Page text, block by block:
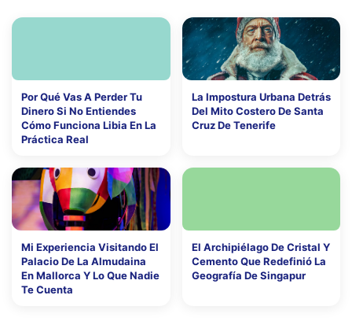
Por Qué Vas A Perder Tu
Dinero Si No Entiendes
Cómo Funciona Libia En La
Práctica Real
La Impostura Urbana Detrás
Del Mito Costero De Santa
Cruz De Tenerife
Mi Experiencia Visitando El
Palacio De La Almudaina
En Mallorca Y Lo Que Nadie
Te Cuenta
El Archipiélago De Cristal Y
Cemento Que Redefinió La
Geografía De Singapur